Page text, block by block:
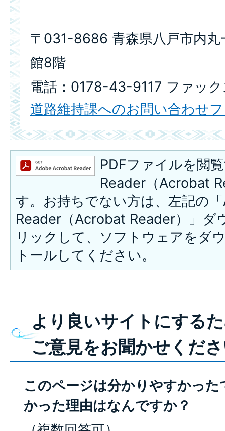
〒031-8686 青森県八戸市内丸
館8階
電話：0178-43-9117 ファッ
道路維持課へのお問い合わせ
PDFファイルを閲
Reader（Acrobat
す。お持ちでない方は、左記の
Reader（Acrobat Reader）」ダ
リックして、ソフトウェアをダ
トールしてください。
より良いサイトにする
ご意見をお聞かせくだ
このページは分かりやすかっ
かった理由はなんですか？